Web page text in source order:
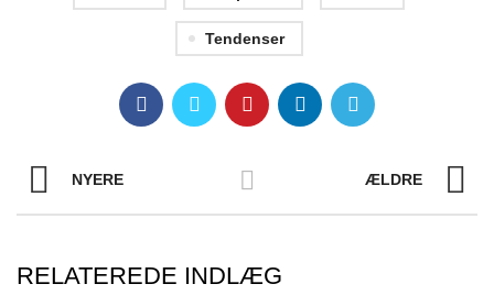
Tendenser
NYERE ÆLDRE
RELATEREDE INDLÆG